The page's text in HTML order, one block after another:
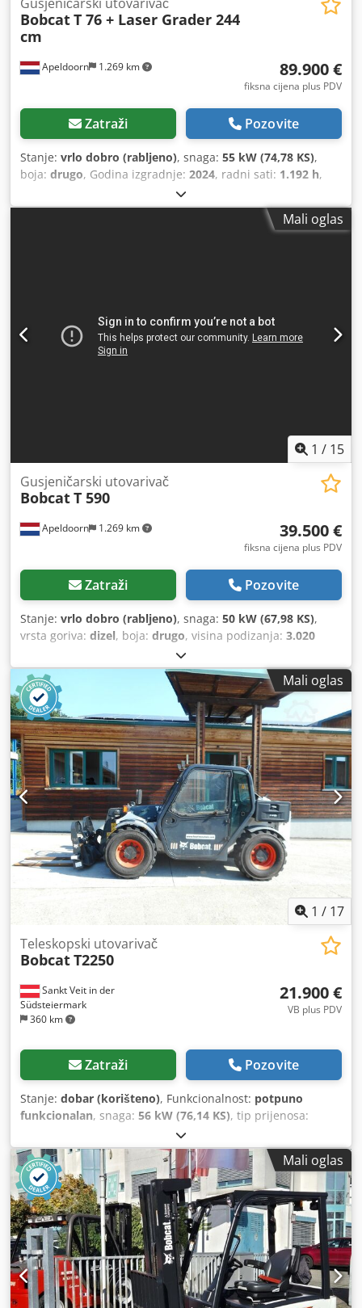
Apeldoorn 1.269 km
BobcatT 76 + Laser Grader 244
cm
89.900 €
fiksna cijena plus PDV
Zatraži Pozovite
Stanje: vrlo dobro (rabljeno), snaga: 55 kW (74,78 KS),
boja: drugo, Godina izgradnje: 2024, radni sati: 1.192 h,
Mali oglas
1 / 15
Apeldoorn 1.269 km
Gusjeničarski utovarivač
BobcatT 590
39.500 €
fiksna cijena plus PDV
Zatraži Pozovite
Stanje: vrlo dobro (rabljeno), snaga: 50 kW (67,98 KS),
vrsta goriva: dizel, boja: drugo, visina podizanja: 3.020
, radni sati:
Mali oglas
1 / 17
Sankt Veit in der
Südsteiermark
360 km
Teleskopski utovarivač
BobcatT2250
21.900 €
VB plus PDV
Zatraži Pozovite
Stanje: dobar (korišteno), Funkcionalnost: potpuno
funkcionalan, snaga: 56 kW (76,14 KS), tip prijenosa:
, snaga dizanja:
Godina izgradnje:2008, radni sati:4.871 h, Oprema:
kabina, viljuške za palete , Mali oglas